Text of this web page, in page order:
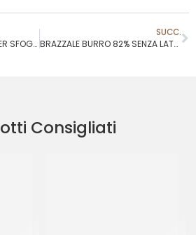
MARGARINA GRAN MASTER SFOGLIA
SUCC.
BRAZZALE BURRO 82% SENZA LATTOSIO
Consigliati